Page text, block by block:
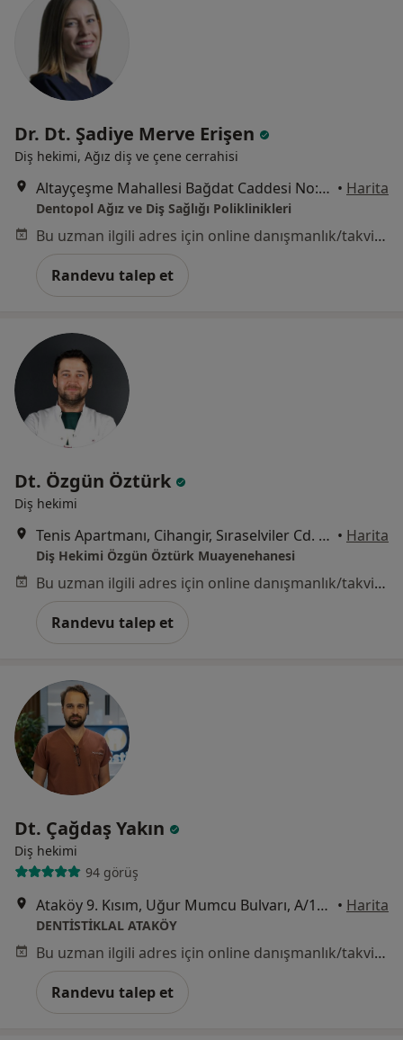
Dr. Dt. Şadiye Merve Erişen
Diş hekimi, Ağız diş ve çene cerrahisi
Altayçeşme Mahallesi Bağdat Caddesi No:317, Maltepe • Harita
Dentopol Ağız ve Diş Sağlığı Poliklinikleri
Bu uzman ilgili adres için online danışmanlık/takvim sunmuyor.
Randevu talep et
Dt. Özgün Öztürk
Diş hekimi
Tenis Apartmanı, Cihangir, Sıraselviler Cd. No:93 Daire:3, 34433 Beyoğlu/İstanbul, İstanbul • Harita
Diş Hekimi Özgün Öztürk Muayenehanesi
Bu uzman ilgili adres için online danışmanlık/takvim sunmuyor.
Randevu talep et
Dt. Çağdaş Yakın
Diş hekimi
94 görüş
Ataköy 9. Kısım, Uğur Mumcu Bulvarı, A/11a D:4 BAKIRKÖY, İstanbul • Harita
DENTİSTİKLAL ATAKÖY
Bu uzman ilgili adres için online danışmanlık/takvim sunmuyor.
Randevu talep et